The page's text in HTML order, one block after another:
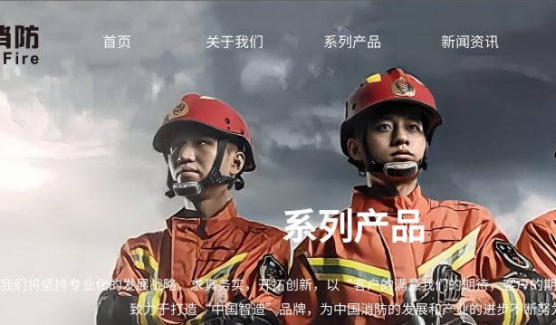
首页 关于我们 系列产品 新闻资讯
系列产品
我们将坚持专业化的发展战略，求真务实，开拓创新，以“客户的满意我们的期待，客户的
致力于打造“中国智造”品牌，为中国消防的发展和产业的进步不断努